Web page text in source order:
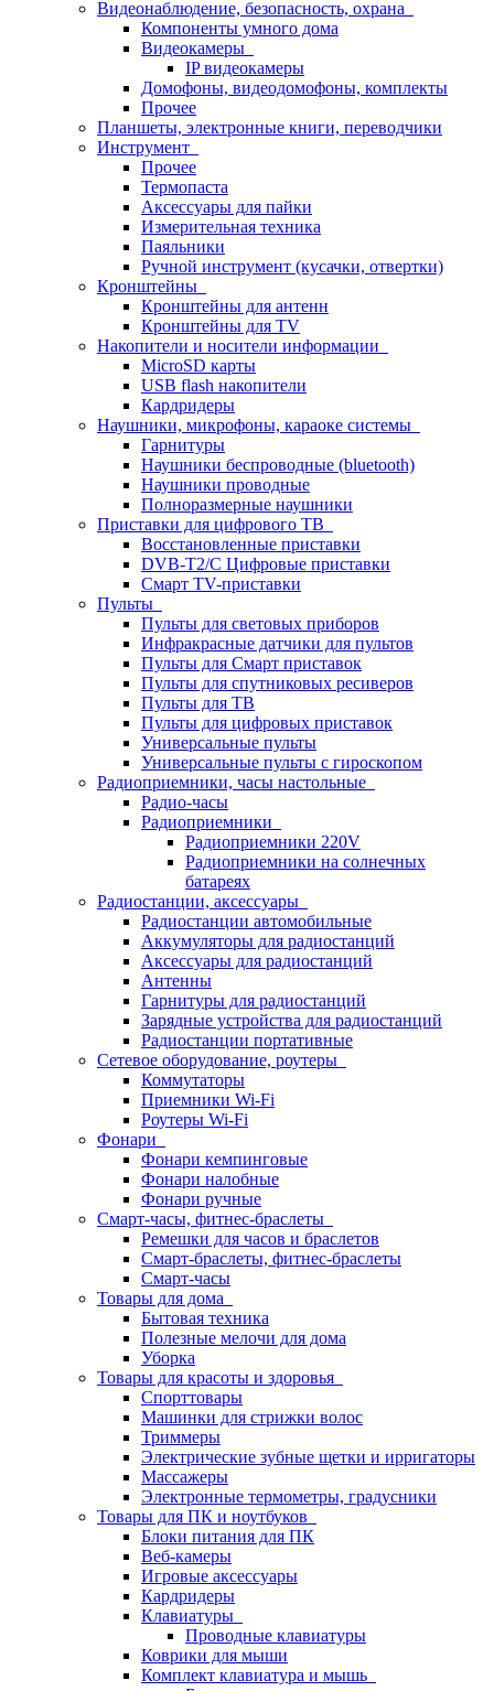
Видеонаблюдение, безопасность, охрана
Компоненты умного дома
Видеокамеры
IP видеокамеры
Домофоны, видеодомофоны, комплекты
Прочее
Планшеты, электронные книги, переводчики
Инструмент
Прочее
Термопаста
Аксессуары для пайки
Измерительная техника
Паяльники
Ручной инструмент (кусачки, отвертки)
Кронштейны
Кронштейны для антенн
Кронштейны для TV
Накопители и носители информации
MicroSD карты
USB flash накопители
Кардридеры
Наушники, микрофоны, караоке системы
Гарнитуры
Наушники беспроводные (bluetooth)
Наушники проводные
Полноразмерные наушники
Приставки для цифрового ТВ
Восстановленные приставки
DVB-T2/C Цифровые приставки
Смарт ТV-приставки
Пульты
Пульты для световых приборов
Инфракрасные датчики для пультов
Пульты для Смарт приставок
Пульты для спутниковых ресиверов
Пульты для ТВ
Пульты для цифровых приставок
Универсальные пульты
Универсальные пульты с гироскопом
Радиоприемники, часы настольные
Радио-часы
Радиоприемники
Радиоприемники 220V
Радиоприемники на солнечных
батареях
Радиостанции, аксессуары
Радиостанции автомобильные
Аккумуляторы для радиостанций
Аксессуары для радиостанций
Антенны
Гарнитуры для радиостанций
Зарядные устройства для радиостанций
Радиостанции портативные
Сетевое оборудование, роутеры
Коммутаторы
Приемники Wi-Fi
Роутеры Wi-Fi
Фонари
Фонари кемпинговые
Фонари налобные
Фонари ручные
Смарт-часы, фитнес-браслеты
Ремешки для часов и браслетов
Смарт-браслеты, фитнес-браслеты
Смарт-часы
Товары для дома
Бытовая техника
Полезные мелочи для дома
Уборка
Товары для красоты и здоровья
Спорттовары
Машинки для стрижки волос
Триммеры
Электрические зубные щетки и ирригаторы
Массажеры
Электронные термометры, градусники
Товары для ПК и ноутбуков
Блоки питания для ПК
Веб-камеры
Игровые аксессуары
Кардридеры
Клавиатуры
Проводные клавиатуры
Коврики для мыши
Комплект клавиатура и мышь